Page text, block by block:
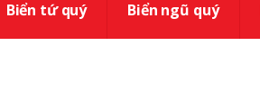
Biển tứ quý Biển ngũ quý